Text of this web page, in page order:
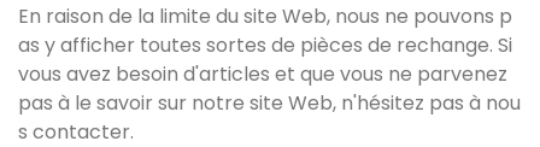
En raison de la limite du site Web, nous ne pouvons p
as y afficher toutes sortes de pièces de rechange. Si
vous avez besoin d'articles et que vous ne parvenez
pas à le savoir sur notre site Web, n'hésitez pas à nou
s contacter.